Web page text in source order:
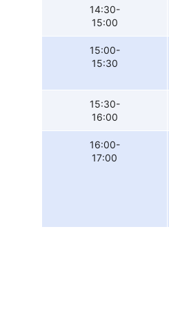
14:30-
15:00
15:00-
15:30
15:30-
16:00
16:00-
17:00